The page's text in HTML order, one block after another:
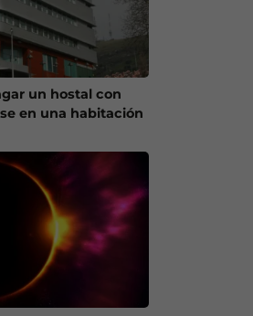
un hostal con
en una habitación